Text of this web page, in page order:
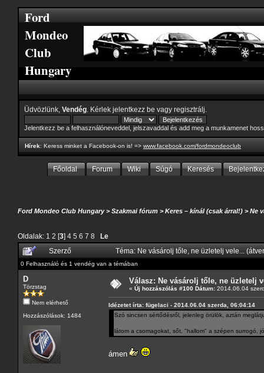
Ford
Mondeo
Club
Hungary
Üdvözlünk, Vendég . Kérlek jelentkezz be vagy regisztrálj
Jelentkezz be a felhasználóneveddel, jelszavaddal és add meg a munkamenet
Hírek: Keress minket a Facebook-on is! => www.facebook.com/fordmondeoclub
Főoldal Forum Wiki Súgó Keresés
Ford Mondeo Club Hungary>Szakmai fórum >Keres – kínál (csak árral!) >Ne
Oldalak: 1 2 [3] 4 5 6 7 8
Le
Szerző
Téma: Ne vásárolj tőle, ne üzletelj vele...
0 Felhasználó és 1 vendég van a témában
D
Törzstag
Nem elérhető
Hozzászólások: 1484
Válasz: Ne vásárolj tőle, ne üzletelj
« Új hozzászólás #100 Dátum: 2014.06.04
Idézetet írta: fügelaci - 2014.06.04 szerda, 06:04:14
Szó sincsen sértődésről, jelenleg örülök, aztán
látom a csomagokat, sőt, "hallom" a szépen surrogó,
ámen